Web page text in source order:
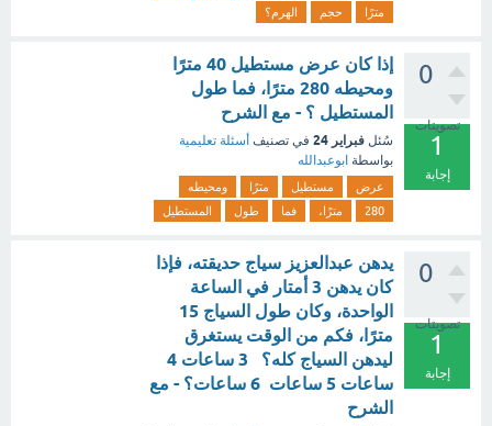
مترًا
حجم الهرم؟
0
تصويتات
1
إجابة
إذا كان عرض مستطيل 40 مترًا
ومحيطه 280 مترًا، فما طول
المستطيل ؟ - مع الشرح
سُئل فبراير 24 في تصنيف أسئلة تعليمية
بواسطة ابوعبدالله
عرض مستطيل مترًا
ومحيطه
280
مترًا، فما طول المستطيل
0
تصويتات
1
إجابة
يدهن عبدالعزيز سياج حديقته، فإذا
كان يدهن 3 أمتار في الساعة
الواحدة، وكان طول السياج 15
مترًا، فكم من الوقت يستغرق
ليدهن السياج كله؟ 3 ساعات 4
ساعات 5 ساعات 6 ساعات؟ - مع
الشرح